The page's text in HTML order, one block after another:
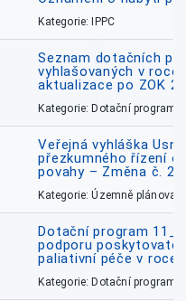
Kategorie: IPPC
Seznam dotačních
vyhlašovaných v roce
aktualizace po ZOK
Kategorie: Dotační
Veřejná vyhláška
přezkumného řízení
povahy – Změna č. 2
Kategorie: Územně
Dotační program
podporu
paliativní péče v roce
Kategorie: Dotační